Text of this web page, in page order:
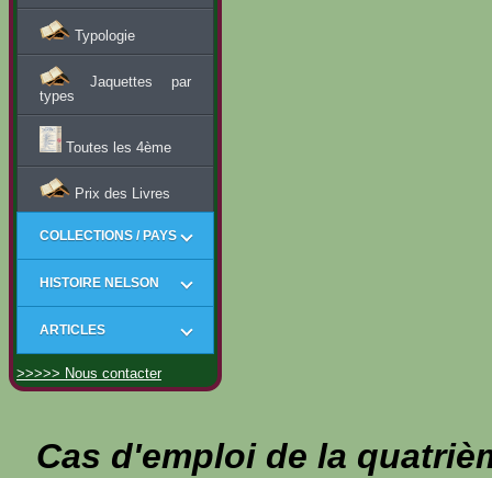
Typologie
Jaquettes par
types
Toutes les 4ème
Prix des Livres
COLLECTIONS / PAYS
HISTOIRE NELSON
ARTICLES
>>>>> Nous contacter
Cas d'emploi de la